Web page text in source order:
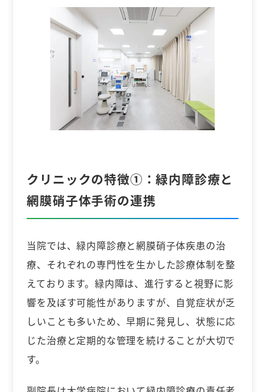
クリニックの特徴①：緑内障診療と
網膜硝子体手術の連携
当院では、緑内障診療と網膜硝子体疾患の治
療、それぞれの専門性を生かした診療体制を整
えております。緑内障は、進行すると視野に影
響を及ぼす可能性がありますが、自覚症状が乏
しいことも多いため、早期に発見し、状態に応
じた治療と定期的な管理を続けることが大切で
す。